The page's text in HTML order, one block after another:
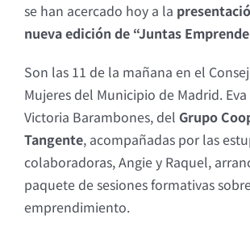
se han acercado hoy a la
nueva edición de “Juntas
Son las 11 de la mañana en el
Mujeres del Municipio de Madrid. Eva
Victoria Barambones, del Grupo
Tangente, acompañadas por las
colaboradoras, Angie y Raquel,
paquete de sesiones formativas
emprendimiento.